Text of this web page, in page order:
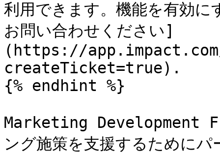
利用できます。機能を有効
お問い合わせください]
(https://
createTicket=true).
{% endhint %}
Marketing Development
ング施策を支援するために